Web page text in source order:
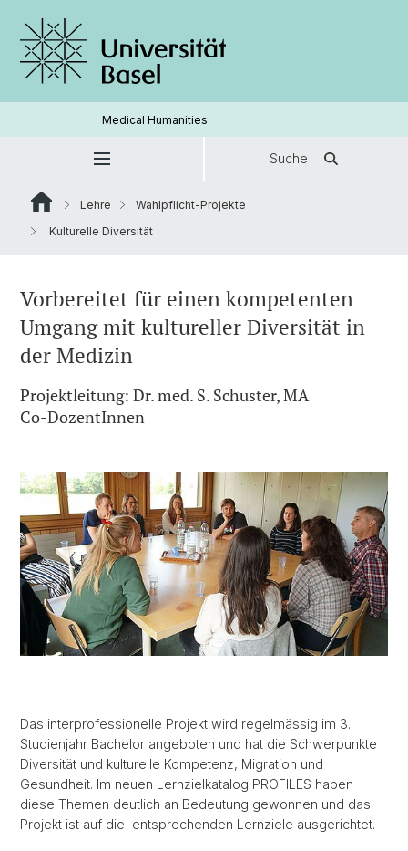
Medical Humanities
Suche
Lehre
Wahlpflicht-Projekte
Kulturelle Diversität
Vorbereitet für einen kompetenten
Umgang mit kultureller Diversität in
der Medizin
Projektleitung: Dr. med. S. Schuster, MA
Co-DozentInnen
Das interprofessionelle Projekt wird regelmässig im 3.
Studienjahr Bachelor angeboten und hat die Schwerpunkte
Diversität und kulturelle Kompetenz, Migration und
Gesundheit. Im neuen Lernzielkatalog PROFILES haben
diese Themen deutlich an Bedeutung gewonnen und das
Projekt ist auf die entsprechenden Lernziele ausgerichtet.